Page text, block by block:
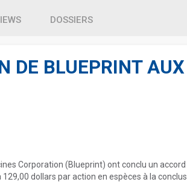
DOSSIERS
DE BLUEPRINT AUX
Corporation (Blueprint) ont conclu un
dollars par action en espèces à la